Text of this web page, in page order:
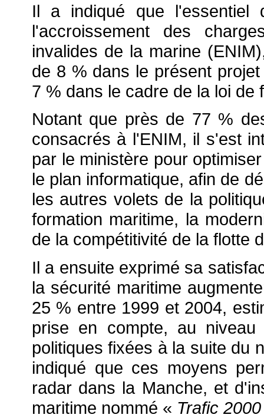
Il a indiqué que l'essentiel
l'accroissement des
invalides de la marine
de 8 % dans le présent
7 % dans le cadre de la loi de
Notant que près de 77 %
consacrés à l'ENIM, il s'est
par le ministère pour
le plan informatique, afin de
les autres volets de la
formation maritime, la
de la compétitivité de la flotte
Il a ensuite exprimé sa
la sécurité maritime
25 % entre 1999 et 2004,
prise en compte, au niveau
politiques fixées à la suite du
indiqué que ces moyens
radar dans la Manche, et
maritime nommé « Trafic 2000